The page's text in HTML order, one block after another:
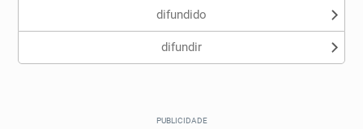
Dicionário
difundido
difundir